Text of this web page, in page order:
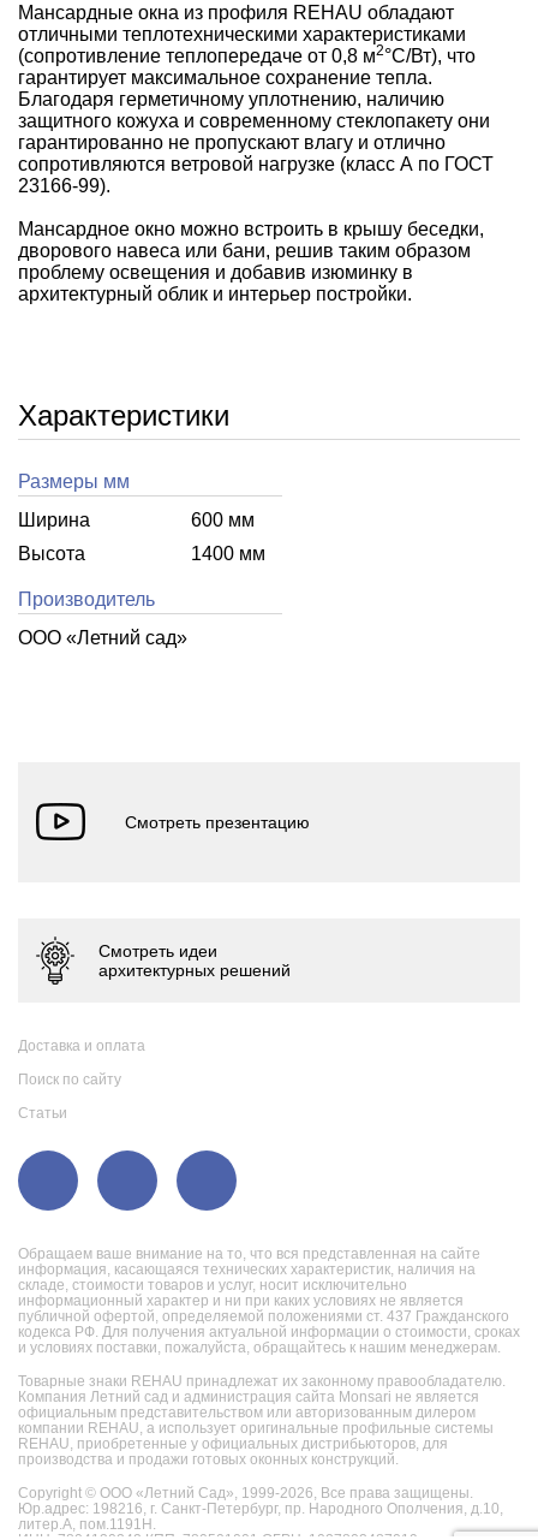
Мансардные окна из профиля REHAU обладают
отличными теплотехническими характеристиками
(сопротивление теплопередаче от 0,8 м2°С/Вт), что
гарантирует максимальное сохранение тепла.
Благодаря герметичному уплотнению, наличию
защитного кожуха и современному стеклопакету они
гарантированно не пропускают влагу и отлично
сопротивляются ветровой нагрузке (класс А по ГОСТ
23166-99).
Мансардное окно можно встроить в крышу беседки,
дворового навеса или бани, решив таким образом
проблему освещения и добавив изюминку в
архитектурный облик и интерьер постройки.
Характеристики
Размеры мм
Ширина
600 мм
Высота
1400 мм
Производитель
ООО «Летний cад»
Обращаем ваше внимание на то, что вся представленная на сайте
информация, касающаяся технических характеристик, наличия на
складе, стоимости товаров и услуг, носит исключительно
информационный характер и ни при каких условиях не является
публичной офертой, определяемой положениями ст. 437 Гражданского
кодекса РФ. Для получения актуальной информации о стоимости, сроках
и условиях поставки, пожалуйста, обращайтесь к нашим менеджерам.
Товарные знаки REHAU принадлежат их законному правообладателю.
Компания Летний сад и администрация сайта Monsari не является
официальным представительством или авторизованным дилером
компании REHAU, а использует оригинальные профильные системы
REHAU, приобретенные у официальных дистрибьюторов, для
производства и продажи готовых оконных конструкций.
Copyright © ООО «Летний Сад», 1999-2026, Все права защищены.
Юр.адрес: 198216, г. Санкт-Петербург, пр. Народного Ополчения, д.10,
литер.А, пом.1191Н.
Доставка и оплата
Поиск по сайту
Статьи